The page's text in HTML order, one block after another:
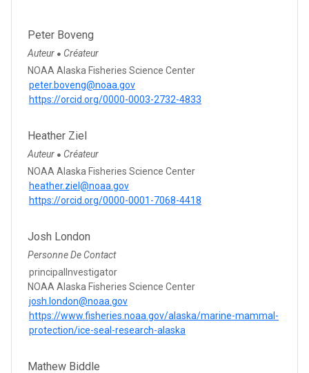
Peter Boveng
Auteur ● Créateur
NOAA Alaska Fisheries Science Center
peter.boveng@noaa.gov
https://orcid.org/0000-0003-2732-4833
Heather Ziel
Auteur ● Créateur
NOAA Alaska Fisheries Science Center
heather.ziel@noaa.gov
https://orcid.org/0000-0001-7068-4418
Josh London
Personne De Contact
principalInvestigator
NOAA Alaska Fisheries Science Center
josh.london@noaa.gov
https://www.fisheries.noaa.gov/alaska/marine-mammal-
protection/ice-seal-research-alaska
Mathew Biddle